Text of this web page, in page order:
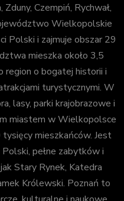
Czempiń, Rychwał,
Wielkopolskie
Polski i zajmuje obszar 29
mieszka około 3,5
o bogatej historii i
turystycznymi. W
lasy, parki krajobrazowe i
miastem w Wielkopolsce
mieszkańców. Jest
pełne zabytków i
Stary Rynek, Katedra
Królewski. Poznań to